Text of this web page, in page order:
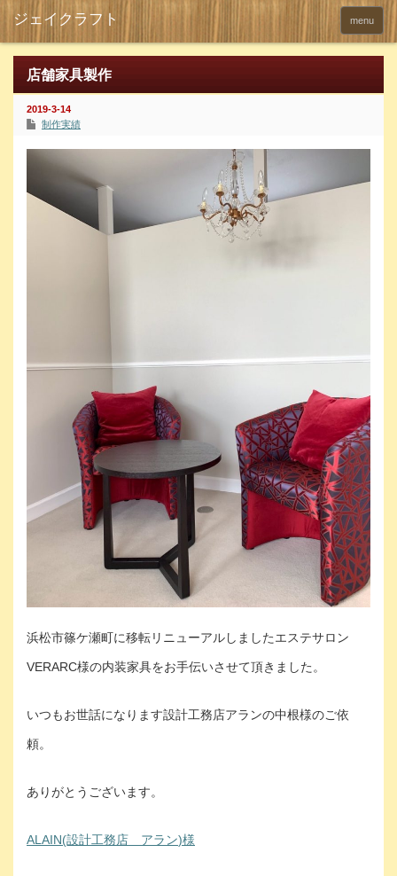
menu
店舗家具製作
2019-3-14
制作実績
浜松市篠ケ瀬町に移転リニューアルしましたエステサロン
VERARC様の内装家具をお手伝いさせて頂きました。
いつもお世話になります設計工務店アランの中根様のご依
頼。
ありがとうございます。
ALAIN(設計工務店 アラン)様